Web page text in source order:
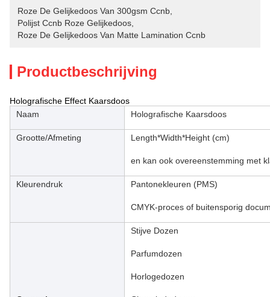
Roze De Gelijkedoos Van 300gsm Ccnb
Polijst Ccnb Roze Gelijkedoos
Roze De Gelijkedoos Van Matte Lamination Ccnb
Productbeschrijving
Holografische Effect Kaarsdoos
Naam
Holografische Kaarsdoos
Grootte/Afmeting Length*Width*Height (cm)
en kan ook overeenstemming met
Kleurendruk Pantonekleuren (PMS)
CMYK-proces of buitensporig
Stijve Dozen
Parfumdozen
Horlogedozen